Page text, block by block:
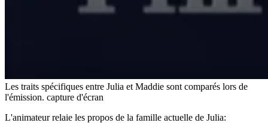
Les traits spécifiques entre Julia et Maddie sont comparés lors de
l'émission. capture d'écran
L'animateur relaie les propos de la famille actuelle de Julia: